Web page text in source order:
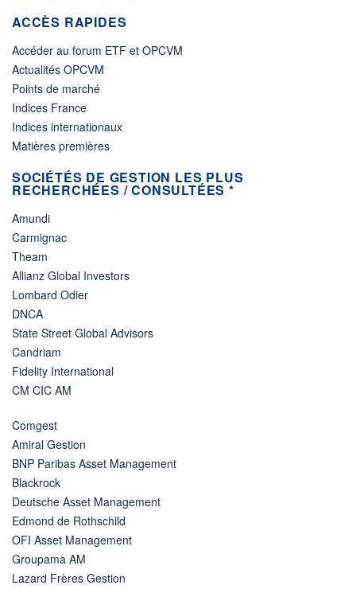
ACCÈS RAPIDES
Accéder au forum ETF et OPCVM
Actualités OPCVM
Points de marché
Indices France
Indices internationaux
Matières premières
SOCIÉTÉS DE GESTION LES PLUS
RECHERCHÉES / CONSULTÉES *
Amundi
Carmignac
Theam
Allianz Global Investors
Lombard Odier
DNCA
State Street Global Advisors
Candriam
Fidelity International
CM CIC AM
Comgest
Amiral Gestion
BNP Paribas Asset Management
Blackrock
Deutsche Asset Management
Edmond de Rothschild
OFI Asset Management
Groupama AM
Lazard Frères Gestion